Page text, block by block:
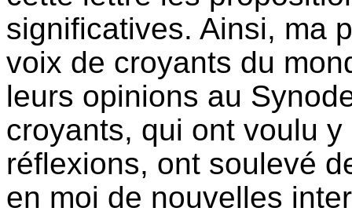
significatives. Ainsi, ma
voix de croyants du
leurs opinions au
croyants, qui ont voulu
réflexions, ont soulevé
en moi de nouvelles